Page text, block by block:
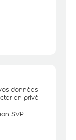
données
en privé
SVP.